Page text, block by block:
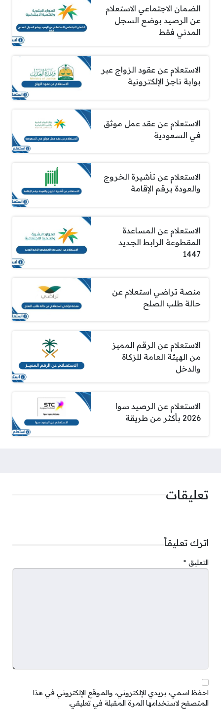
الضمان الاجتماعي الاستعلام
عن الرصيد بوضع السجل
المدني فقط
الاستعلام عن عقود الزواج عبر
بوابة ناجز الإلكترونية
الاستعلام عن عقد عمل موثق
في السعودية
الاستعلام عن تأشيرة الخروج
والعودة برقم الإقامة
الاستعلام عن المساعدة
المقطوعة الرابط الجديد
1447
منصة تراضي استعلام عن
حالة طلب الصلح
الاستعلام عن الرقم المميز
من الهيئة العامة للزكاة
والدخل
الاستعلام عن الرصيد سوا
2026 بأكثر من طريقة
تعليقات
اترك تعليقاً
التعليق *
احفظ اسمي، بريدي الإلكتروني، والموقع الإلكتروني في هذا
المتصفح لاستخدامها المرة المقبلة في تعليقي.